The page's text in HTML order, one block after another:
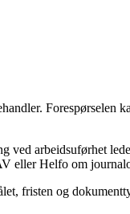
arbeidsuførhet
Helfo om
fristen og